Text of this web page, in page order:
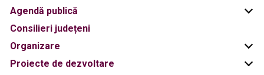
Agendă publică
Consilieri județeni
Organizare
Proiecte de dezvoltare